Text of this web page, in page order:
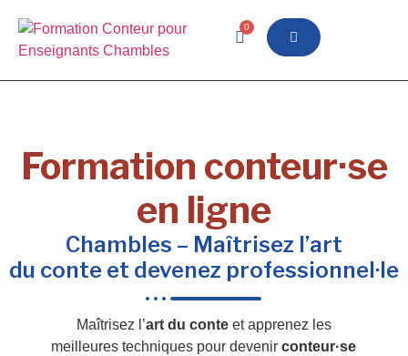
0
Formation conteur·se
en ligne
Chambles – Maîtrisez l’art
du conte et devenez professionnel·le
Maîtrisez l’art du conteet apprenez les
meilleures techniques pour devenirconteur·se